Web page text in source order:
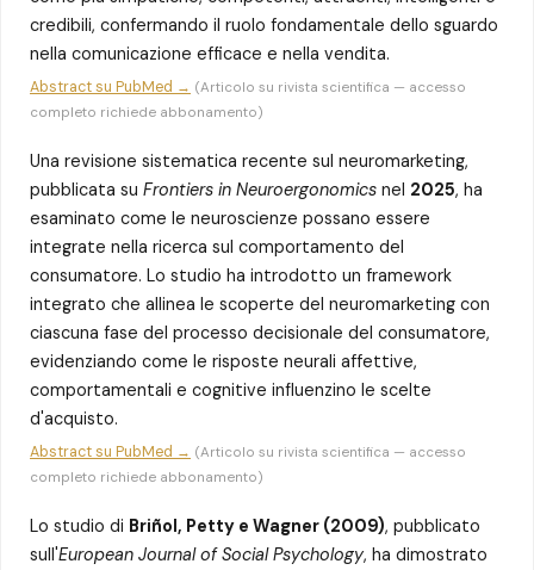
credibili, confermando il ruolo fondamentale dello sguardo
nella comunicazione efficace e nella vendita.
Abstract su PubMed → (Articolo su rivista scientifica — accesso
completo richiede abbonamento)
Una revisione sistematica recente sul neuromarketing,
pubblicata su Frontiers in Neuroergonomics nel 2025, ha
esaminato come le neuroscienze possano essere
integrate nella ricerca sul comportamento del
consumatore. Lo studio ha introdotto un framework
integrato che allinea le scoperte del neuromarketing con
ciascuna fase del processo decisionale del consumatore,
evidenziando come le risposte neurali affettive,
comportamentali e cognitive influenzino le scelte
d'acquisto.
Abstract su PubMed → (Articolo su rivista scientifica — accesso
completo richiede abbonamento)
Lo studio di Briñol, Petty e Wagner (2009), pubblicato
sull'European Journal of Social Psychology, ha dimostrato